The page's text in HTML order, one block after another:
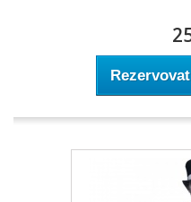
Rezervovat